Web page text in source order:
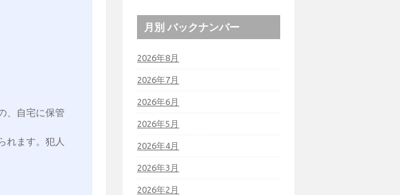
、自宅に保管
れます。犯人
月別 バックナンバー
2026年8月
2026年7月
2026年6月
2026年5月
2026年4月
2026年3月
2026年2月